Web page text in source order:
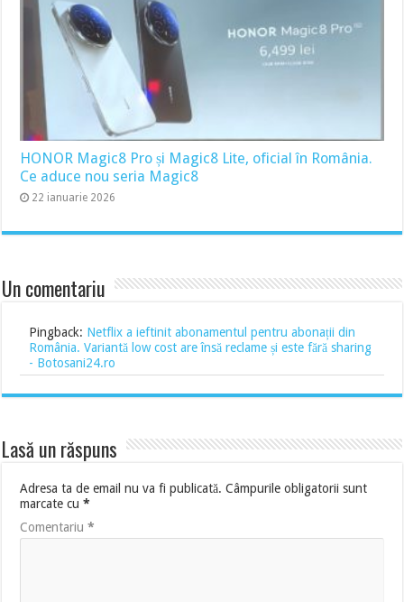
HONOR Magic8 Pro și Magic8 Lite, oficial în România.
Ce aduce nou seria Magic8
22 ianuarie 2026
Un comentariu
Pingback: Netflix a ieftinit abonamentul pentru abonații din
România. Variantă low cost are însă reclame și este fără sharing
- Botosani24.ro
Lasă un răspuns
Adresa ta de email nu va fi publicată. Câmpurile obligatorii sunt
marcate cu*
Comentariu*